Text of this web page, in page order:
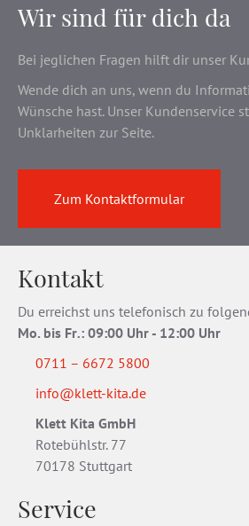
Wir sind für dich da
Bei jeglichen Fragen hilft dir unser
Wende dich an uns, wenn du
Wünsche hast. Unser Kundenservice
Unklarheiten zur Seite.
Zum Kontaktformular
Kontakt
Du erreichst uns telefonisch zu
Mo. bis Fr.: 09:00 Uhr - 12:00 Uhr
0711 – 6672 5800
info@klett-kita.de
Klett Kita GmbH
Rotebühlstr. 77
70178 Stuttgart
Service